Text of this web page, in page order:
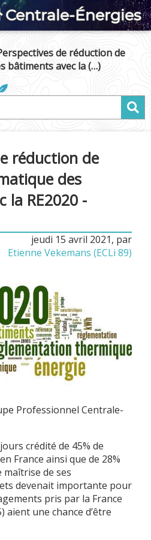
Centrale-Énergies
de réduction de
bâtiments avec la (…)
réduction de
des
la RE2020 -
jeudi 15 avril 2021, par
Etienne Vekemans (ECLi 89)
Professionnel Centrale-
crédité de 45% de
France ainsi que de 28%
maîtrise de ses
devenait importante pour
pris par la France
aient une chance d’être